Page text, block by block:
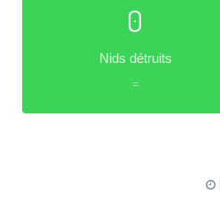
0
Nids détruits
=